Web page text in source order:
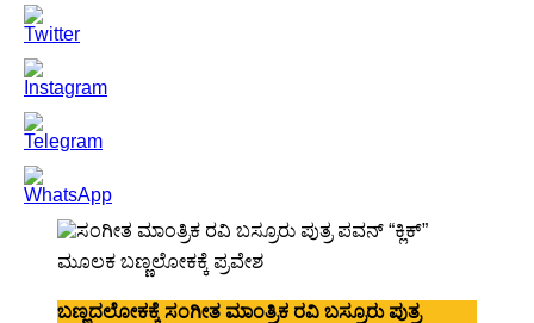
ಬಣ್ಣದಲೋಕಕ್ಕೆ ಸಂಗೀತ ಮಾಂತ್ರಿಕ ರವಿ ಬಸ್ರೂರು ಪುತ್ರ